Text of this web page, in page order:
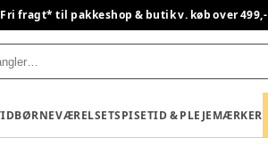
Fri fragt* til pakkeshop & butik v. køb over 499,-
BØRNEVÆRELSETSPISETID & PLEJEMÆRKER